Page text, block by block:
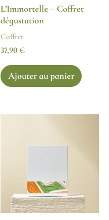
L’Immortelle – Coffret
dégustation
Coffret
37,90 €
Ajouter au panier